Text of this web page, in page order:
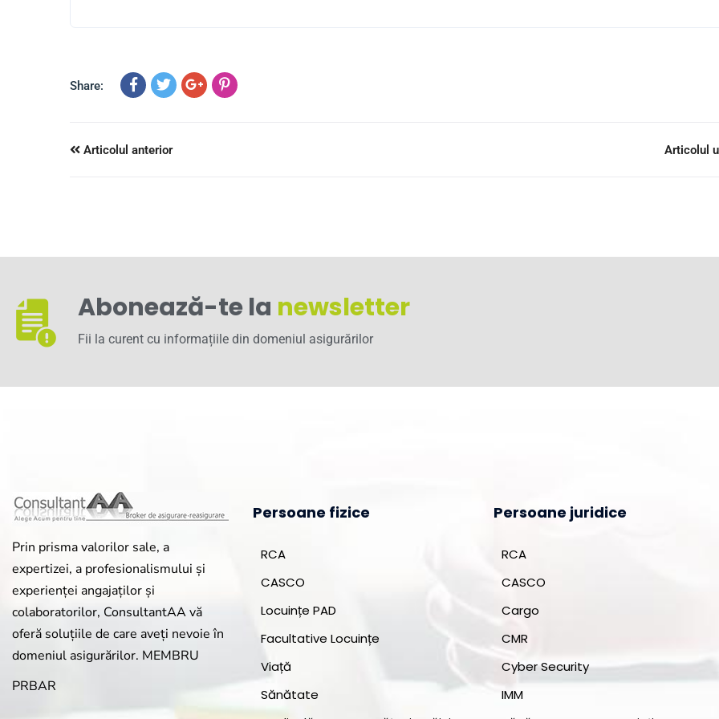
Share:
Articolul anterior Articolul
Abonează-te la newsletter
Fii la curent cu informațiile din domeniul asigurărilor
Prin prisma valorilor sale, a
expertizei, a profesionalismului și
experienței angajaților și
colaboratorilor, ConsultantAA vă
oferă soluțiile de care aveți nevoie în
domeniul asigurărilor. MEMBRU
PRBAR
Persoane fizice
RCA
CASCO
Locuințe PAD
Facultative Locuințe
Viață
Sănătate
Persoane juridice
RCA
CASCO
Cargo
CMR
Cyber Security
IMM